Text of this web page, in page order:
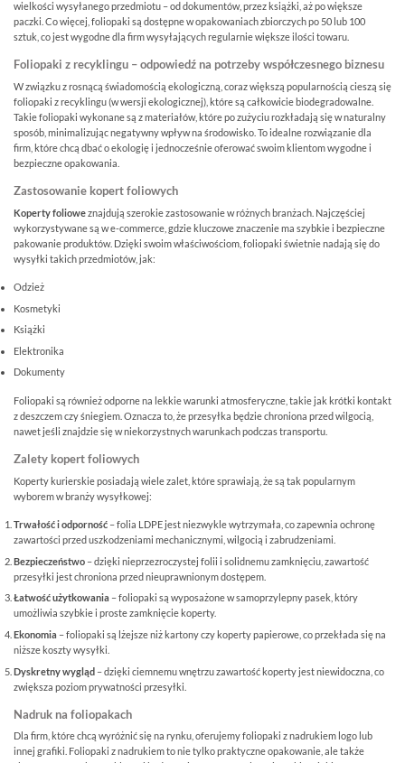
wielkości wysyłanego przedmiotu – od dokumentów, przez książki, aż po większe
paczki. Co więcej, foliopaki są dostępne w opakowaniach zbiorczych po 50 lub 100
sztuk, co jest wygodne dla firm wysyłających regularnie większe ilości towaru.
Foliopaki z recyklingu – odpowiedź na potrzeby współczesnego biznesu
W związku z rosnącą świadomością ekologiczną, coraz większą popularnością cieszą się
foliopaki z recyklingu (w wersji ekologicznej), które są całkowicie biodegradowalne.
Takie foliopaki wykonane są z materiałów, które po zużyciu rozkładają się w naturalny
sposób, minimalizując negatywny wpływ na środowisko. To idealne rozwiązanie dla
firm, które chcą dbać o ekologię i jednocześnie oferować swoim klientom wygodne i
bezpieczne opakowania.
Zastosowanie kopert foliowych
Koperty folioweznajdują szerokie zastosowanie w różnych branżach. Najczęściej
wykorzystywane są w e-commerce, gdzie kluczowe znaczenie ma szybkie i bezpieczne
pakowanie produktów. Dzięki swoim właściwościom, foliopaki świetnie nadają się do
wysyłki takich przedmiotów, jak:
Odzież
Kosmetyki
Książki
Elektronika
Dokumenty
Foliopaki są również odporne na lekkie warunki atmosferyczne, takie jak krótki kontakt
z deszczem czy śniegiem. Oznacza to, że przesyłka będzie chroniona przed wilgocią,
nawet jeśli znajdzie się w niekorzystnych warunkach podczas transportu.
Zalety kopert foliowych
Koperty kurierskie posiadają wiele zalet, które sprawiają, że są tak popularnym
wyborem w branży wysyłkowej:
Trwałość i odporność – folia LDPE jest niezwykle wytrzymała, co zapewnia ochronę
zawartości przed uszkodzeniami mechanicznymi, wilgocią i zabrudzeniami.
Bezpieczeństwo – dzięki nieprzezroczystej folii i solidnemu zamknięciu, zawartość
przesyłki jest chroniona przed nieuprawnionym dostępem.
Łatwość użytkowania – foliopaki są wyposażone w samoprzylepny pasek, który
umożliwia szybkie i proste zamknięcie koperty.
Ekonomia – foliopaki są lżejsze niż kartony czy koperty papierowe, co przekłada się na
niższe koszty wysyłki.
Dyskretny wygląd – dzięki ciemnemu wnętrzu zawartość koperty jest niewidoczna, co
zwiększa poziom prywatności przesyłki.
Nadruk na foliopakach
Dla firm, które chcą wyróżnić się na rynku, oferujemy foliopaki z nadrukiem logo lub
innej grafiki. Foliopaki z nadrukiem to nie tylko praktyczne opakowanie, ale także